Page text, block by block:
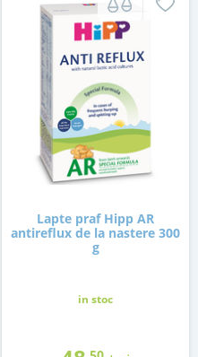
Lapte praf Hipp AR
antireflux de la nastere 300
g
in stoc